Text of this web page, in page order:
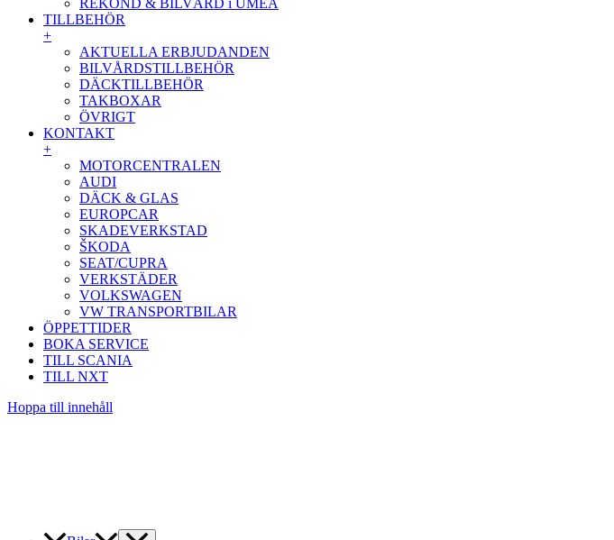
REKOND & BILVÅRD i UMEÅ
TILLBEHÖR
+
AKTUELLA ERBJUDANDEN
BILVÅRDSTILLBEHÖR
DÄCKTILLBEHÖR
TAKBOXAR
ÖVRIGT
KONTAKT
+
MOTORCENTRALEN
AUDI
DÄCK & GLAS
EUROPCAR
SKADEVERKSTAD
ŠKODA
SEAT/CUPRA
VERKSTÄDER
VOLKSWAGEN
VW TRANSPORTBILAR
ÖPPETTIDER
BOKA SERVICE
TILL SCANIA
TILL NXT
Hoppa till innehåll